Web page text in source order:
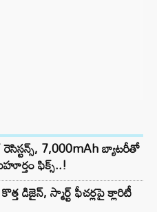
7,000mAh బ్యాటరీతో
ఫిక్స్..!
డిజైన్, స్మార్ట్ ఫీచర్లపై క్లారిటీ